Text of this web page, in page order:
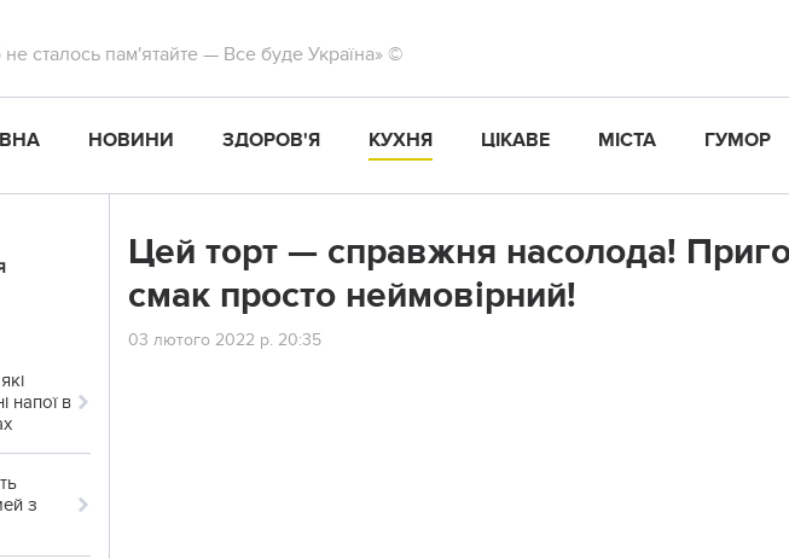
не сталось пам'ятайте — Все буде Україна» ©
НОВИНИ ЗДОРОВ'Я КУХНЯ ЦІКАВЕ МІСТА ГУМОР
напої в
з
Цей торт — справжня насолода!
смак просто неймовірний!
03 лютого 2022 р. 20:35